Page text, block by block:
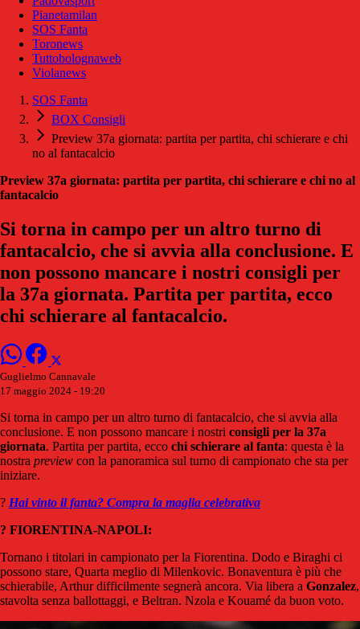
Pianetamilan
SOS Fanta
Toronews
Tuttobolognaweb
Violanews
SOS Fanta
BOX Consigli
Preview 37a giornata: partita per partita, chi schierare e chi
no al fantacalcio
Preview 37a giornata: partita per partita, chi schierare e chi no al
fantacalcio
Si torna in campo per un altro turno di
fantacalcio, che si avvia alla conclusione. E
non possono mancare i nostri consigli per
la 37a giornata. Partita per partita, ecco
chi schierare al fantacalcio.
Guglielmo Cannavale
17 maggio 2024 - 19:20
Si torna in campo per un altro turno di fantacalcio, che si avvia alla
conclusione. E non possono mancare i nostri consigli per la 37a
giornata. Partita per partita, ecco chi schierare al fanta: questa è la
nostra preview con la panoramica sul turno di campionato che sta per
iniziare.
? Hai vinto il fanta? Compra la maglia celebrativa
? FIORENTINA-NAPOLI:
Tornano i titolari in campionato per la Fiorentina. Dodo e Biraghi ci
possono stare, Quarta meglio di Milenkovic. Bonaventura è più che
schierabile, Arthur difficilmente segnerà ancora. Via libera a Gonzalez,
stavolta senza ballottaggi, e Beltran. Nzola e Kouamé da buon voto.